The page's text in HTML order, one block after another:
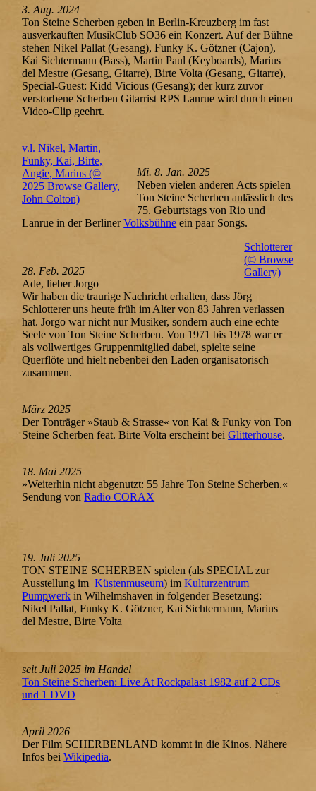
3. Aug. 2024
Ton Steine Scherben geben in Berlin-Kreuzberg im fast
ausverkauften MusikClub SO36 ein Konzert. Auf der Bühne
stehen Nikel Pallat (Gesang), Funky K. Götzner (Cajon),
Kai Sichtermann (Bass), Martin Paul (Keyboards), Marius
del Mestre (Gesang, Gitarre), Birte Volta (Gesang, Gitarre),
Special-Guest: Kidd Vicious (Gesang); der kurz zuvor
verstorbene Scherben Gitarrist RPS Lanrue wird durch einen
Video-Clip geehrt.
v.l. Nikel, Martin,
Funky, Kai, Birte,
Angie, Marius (©
2025 Browse Gallery,
John Colton)
Mi. 8. Jan. 2025
Neben vielen anderen Acts spielen
Ton Steine Scherben anlässlich des
75. Geburtstags von Rio und
Lanrue in der BerlinerVolksbühne ein paar Songs.
Schlotterer
(© Browse
Gallery)
28. Feb. 2025
Ade, lieber Jorgo
Wir haben die traurige Nachricht erhalten, dass Jörg
Schlotterer uns heute früh im Alter von 83 Jahren verlassen
hat. Jorgo war nicht nur Musiker, sondern auch eine echte
Seele von Ton Steine Scherben. Von 1971 bis 1978 war er
als vollwertiges Gruppenmitglied dabei, spielte seine
Querflöte und hielt nebenbei den Laden organisatorisch
zusammen.
März 2025
Der Tonträger »Staub & Strasse« von Kai & Funky von Ton
Steine Scherben feat. Birte Volta erscheint beiGlitterhouse.
18. Mai 2025
»Weiterhin nicht abgenutzt: 55 Jahre Ton Steine Scherben.«
Sendung vonRadio CORAX
19. Juli 2025
TON STEINE SCHERBEN spielen (als SPECIAL zur
Ausstellung imKüstenmuseum) imKulturzentrum
Pumpwerk in Wilhelmshaven in folgender Besetzung:
Nikel Pallat, Funky K. Götzner, Kai Sichtermann, Marius
del Mestre, Birte Volta
seit Juli 2025 im Handel
Ton Steine Scherben: Live At Rockpalast 1982 auf 2 CDs
und 1 DVD
April 2026
Der Film SCHERBENLAND kommt in die Kinos. Nähere
Infos beiWikipedia.